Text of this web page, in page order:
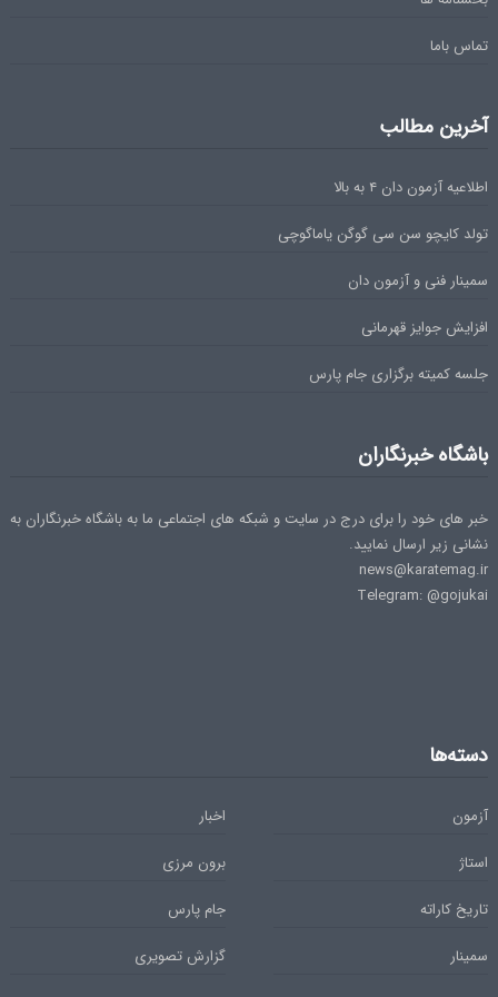
تماس باما
آخرین مطالب
اطلاعیه آزمون دان ۴ به بالا
تولد کایچو سن سی گوگن یاماگوچی
سمینار فنی و آزمون دان
افزایش جوایز قهرمانی
جلسه کمیته برگزاری جام پارس
باشگاه خبرنگاران
خبر های خود را برای درج در سایت و شبکه های اجتماعی ما به باشگاه خبرنگاران به
نشانی زیر ارسال نمایید.
news@karatemag.ir
Telegram: @gojukai
دسته‌ها
آزمون
اخبار
استاژ
برون مرزی
تاریخ کاراته
جام پارس
سمینار
گزارش تصویری